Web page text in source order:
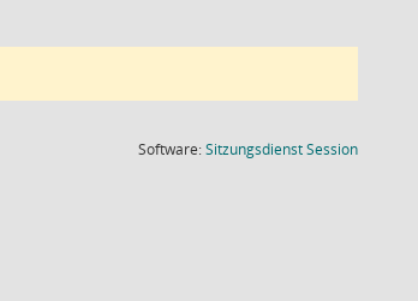
Software:SitzungsdienstSession(Wird in